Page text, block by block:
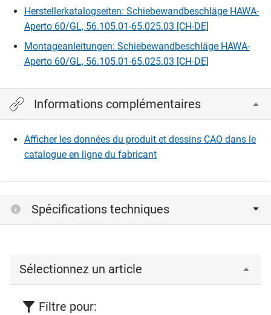
Herstellerkatalogseiten: Schiebewandbeschläge HAWA-
Aperto 60/GL, 56.105.01-65.025.03 [CH-DE]
Montageanleitungen: Schiebewandbeschläge HAWA-
Aperto 60/GL, 56.105.01-65.025.03 [CH-DE]
Informations complémentaires
Afficher les données du produit et dessins CAO dans le
catalogue en ligne du fabricant
Spécifications techniques
Sélectionnez un article
Filtre pour: